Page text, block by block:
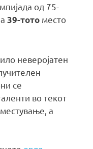
од 75-
39-тото место
неверојатен
се
во текот
а